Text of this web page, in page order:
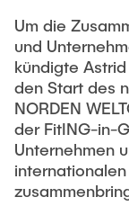
Um die
und
kündigte
den Start des
NORDEN
der FitING-in-
Unternehmen